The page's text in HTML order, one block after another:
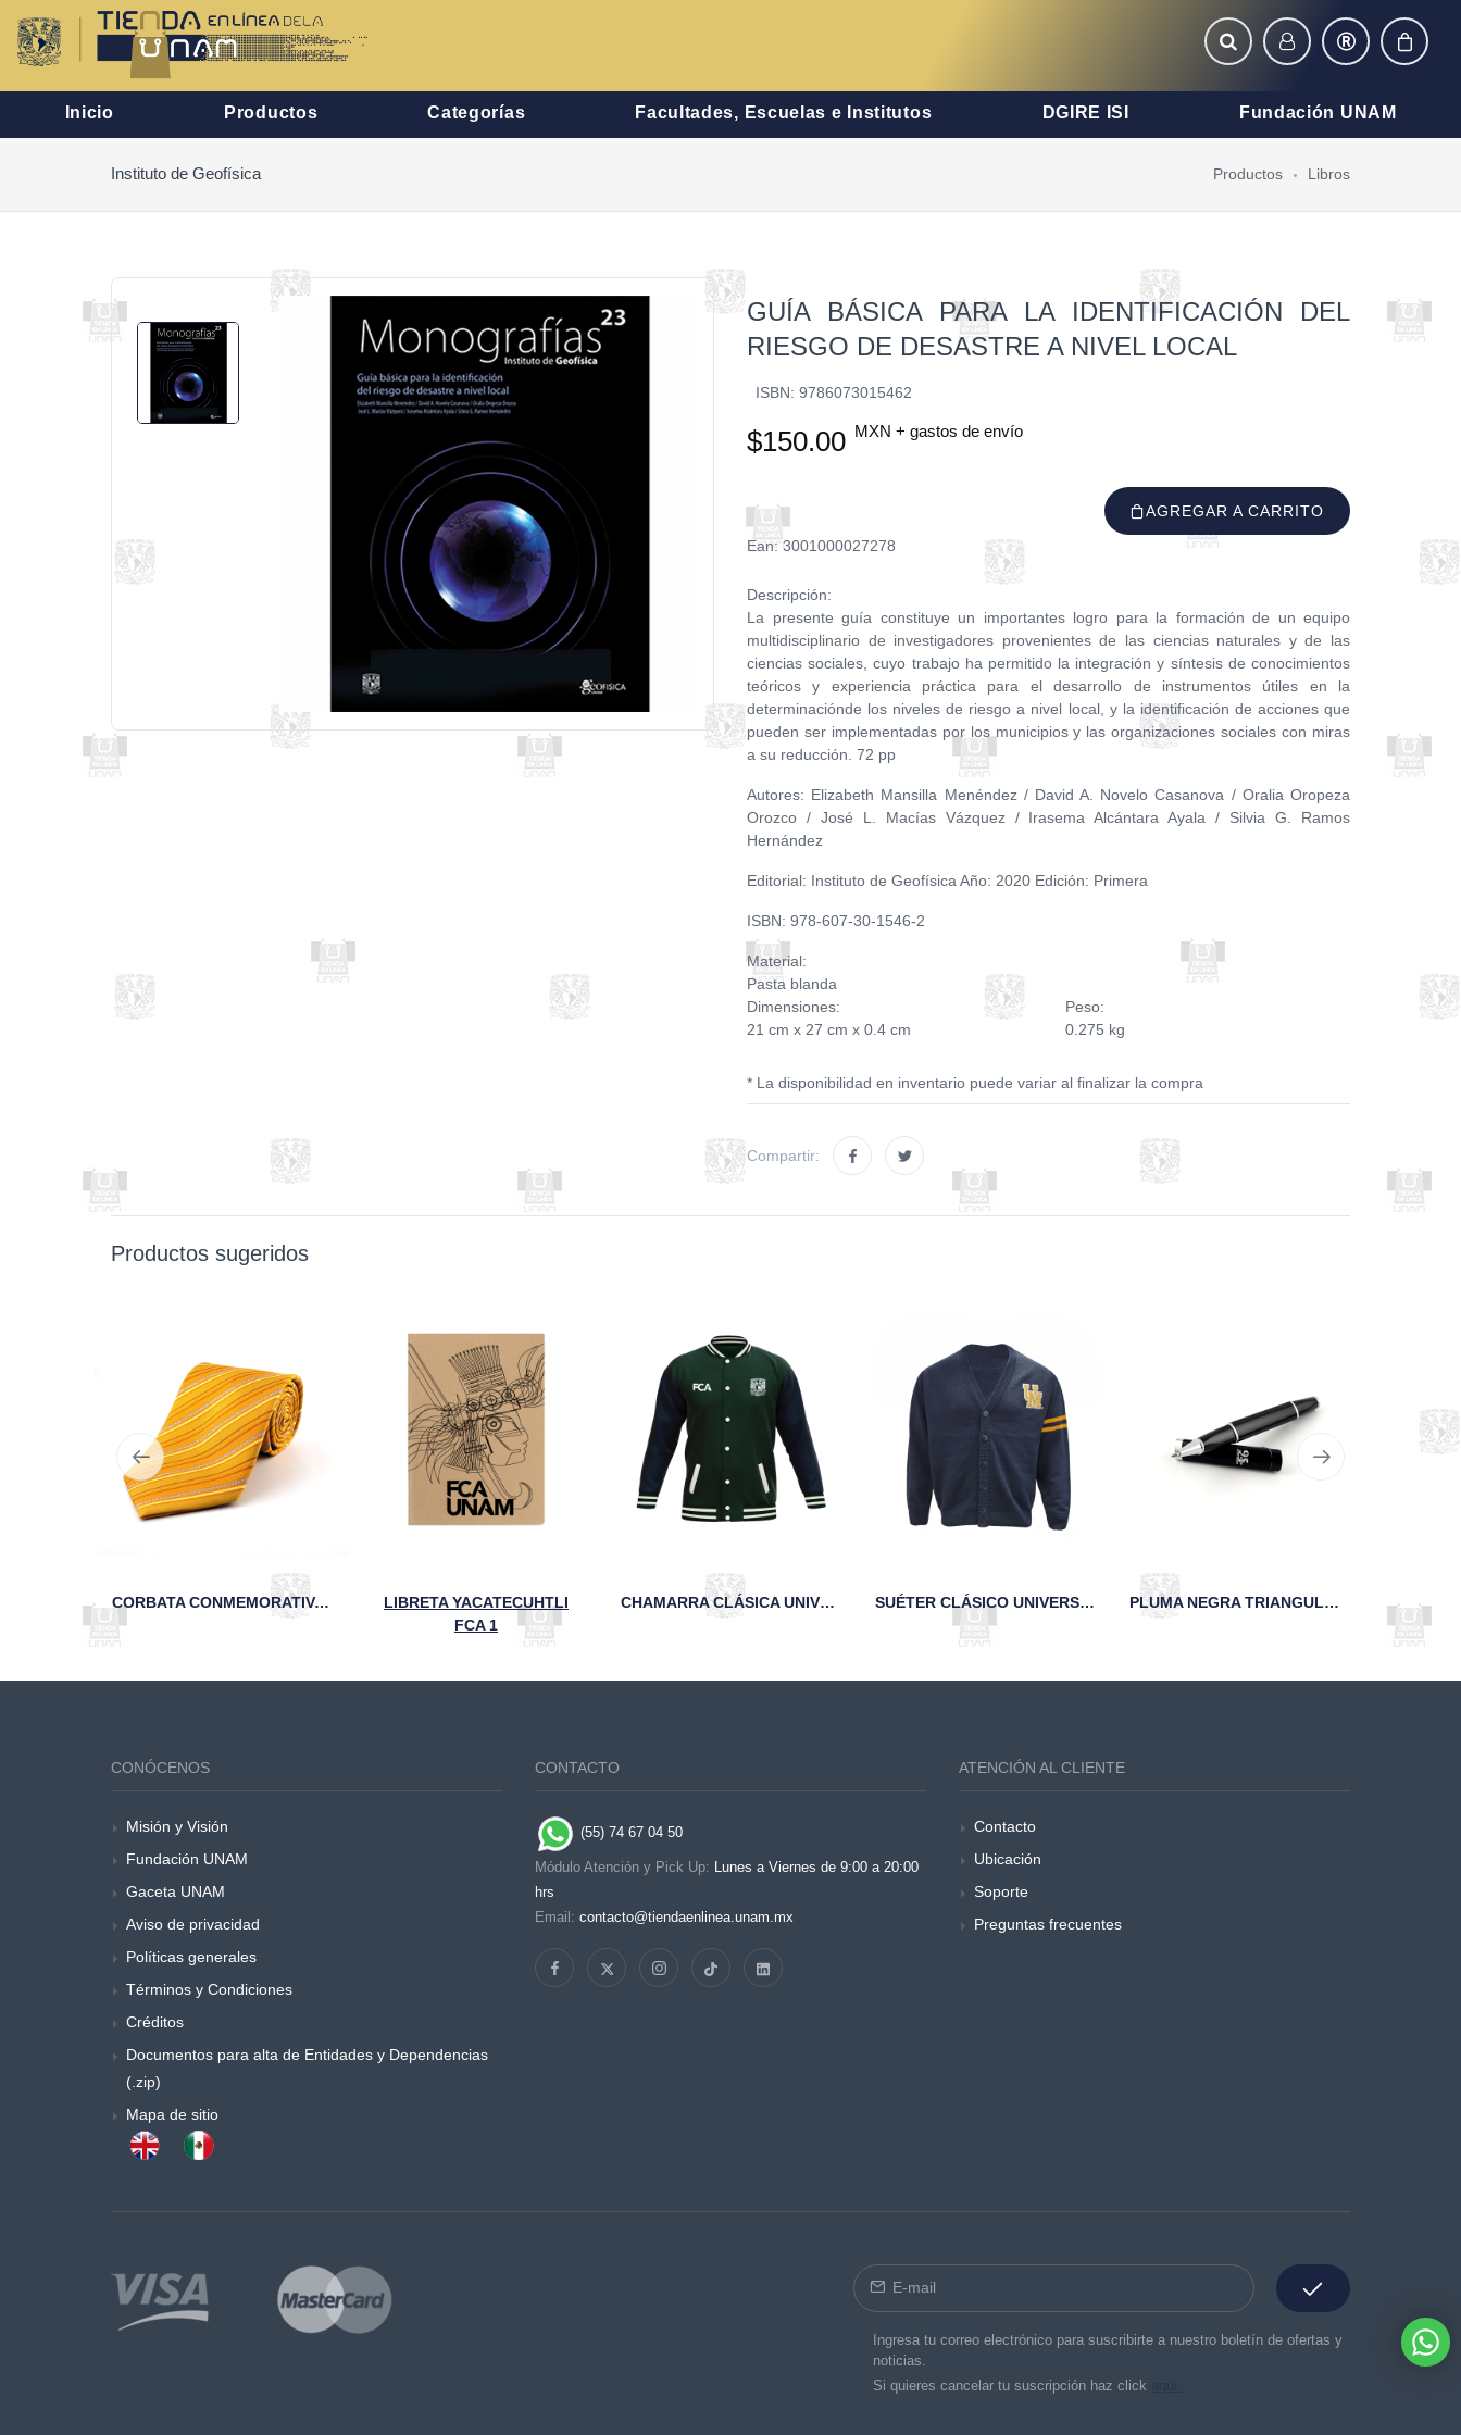
Inicio Productos Categorías Facultades, Escuelas e Institutos DGIRE ISI Fundación UNAM
Instituto de Geofísica Productos Libros
GUÍA BÁSICA PARA LA IDENTIFICACIÓN DEL
RIESGO DE DESASTRE A NIVEL LOCAL
ISBN: 9786073015462
$150.00 MXN + gastos de envío
AGREGAR A CARRITO
Ean: 3001000027278
Descripción:
La presente guía constituye un importantes logro para la formación de un equipo
multidisciplinario de investigadores provenientes de las ciencias naturales y de las
ciencias sociales, cuyo trabajo ha permitido la integración y síntesis de conocimientos
teóricos y experiencia práctica para el desarrollo de instrumentos útiles en la
determinaciónde los niveles de riesgo a nivel local, y la identificación de acciones que
pueden ser implementadas por los municipios y las organizaciones sociales con miras
a su reducción. 72 pp
Autores: Elizabeth Mansilla Menéndez / David A. Novelo Casanova / Oralia Oropeza
Orozco / José L. Macías Vázquez / Irasema Alcántara Ayala / Silvia G. Ramos
Hernández
Editorial: Instituto de Geofísica Año: 2020 Edición: Primera
ISBN: 978-607-30-1546-2
Material:
Pasta blanda
Dimensiones:
21 cm x 27 cm x 0.4 cm
Peso:
0.275 kg
* La disponibilidad en inventario puede variar al finalizar la compra
Compartir:
Productos sugeridos
CORBATA CONMEMORATIVA DE LOS 95 AÑOS DE LA FCA
LIBRETA YACATECUHTLI
FCA 1
CHAMARRA CLÁSICA UNIVERSITARIA DE PAÑO Y PIEL MARINO FCA SUÉTER CLÁSICO UNIVERSITARIO UM MARINO PLUMA NEGRA TRIANGULAR 95 AÑOS UNAM
CONÓCENOS
Misión y Visión
Fundación UNAM
Gaceta UNAM
Aviso de privacidad
Políticas generales
Términos y Condiciones
Créditos
Documentos para alta de Entidades y Dependencias
(.zip)
Mapa de sitio
CONTACTO
(55) 74 67 04 50
Módulo Atención y Pick Up: Lunes a Viernes de 9:00 a 20:00
hrs
Email: contacto@tiendaenlinea.unam.mx
ATENCIÓN AL CLIENTE
Contacto
Ubicación
Soporte
Preguntas frecuentes
Ingresa tu correo electrónico para suscribirte a nuestro boletín de ofertas y
noticias.
Si quieres cancelar tu suscripción haz click